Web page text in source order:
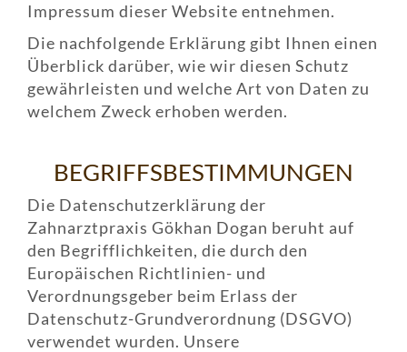
Impressum dieser Website entnehmen.
Die nachfolgende Erklärung gibt Ihnen einen
Überblick darüber, wie wir diesen Schutz
gewährleisten und welche Art von Daten zu
welchem Zweck erhoben werden.
BEGRIFFSBESTIMMUNGEN
Die Datenschutzerklärung der
Zahnarztpraxis Gökhan Dogan beruht auf
den Begrifflichkeiten, die durch den
Europäischen Richtlinien- und
Verordnungsgeber beim Erlass der
Datenschutz-Grundverordnung (DSGVO)
verwendet wurden. Unsere